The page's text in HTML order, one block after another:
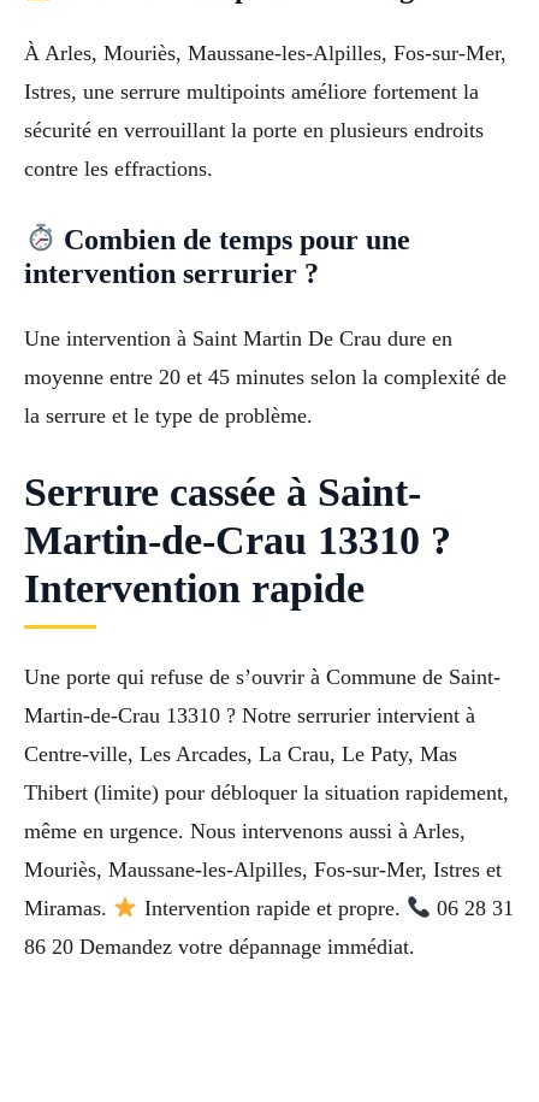
À Arles, Mouriès, Maussane-les-Alpilles, Fos-sur-Mer,
Istres, une serrure multipoints améliore fortement la
sécurité en verrouillant la porte en plusieurs endroits
contre les effractions.
Combien de temps pour une
intervention serrurier ?
Une intervention à Saint Martin De Crau dure en
moyenne entre 20 et 45 minutes selon la complexité de
la serrure et le type de problème.
Serrure cassée à Saint-
Martin-de-Crau 13310 ?
Intervention rapide
Une porte qui refuse de s’ouvrir à Commune de Saint-
Martin-de-Crau 13310 ? Notre serrurier intervient à
Centre-ville, Les Arcades, La Crau, Le Paty, Mas
Thibert (limite) pour débloquer la situation rapidement,
même en urgence. Nous intervenons aussi à Arles,
Mouriès, Maussane-les-Alpilles, Fos-sur-Mer, Istres et
Miramas.
Intervention rapide et propre.
06 28 31
86 20 Demandez votre dépannage immédiat.